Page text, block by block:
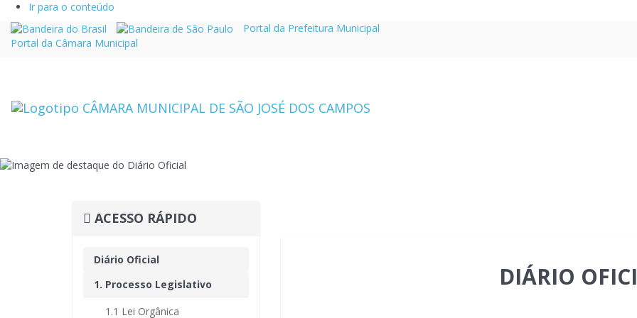
Ir para o conteúdo
Link
externo
Link
Governo
do
Portal da Prefeitura Municipal
Portal da Câmara Municipal
ACESSO RÁPIDO
Diário Oficial
1. Processo Legislativo
1.1 Lei Orgânica
DIÁRIO